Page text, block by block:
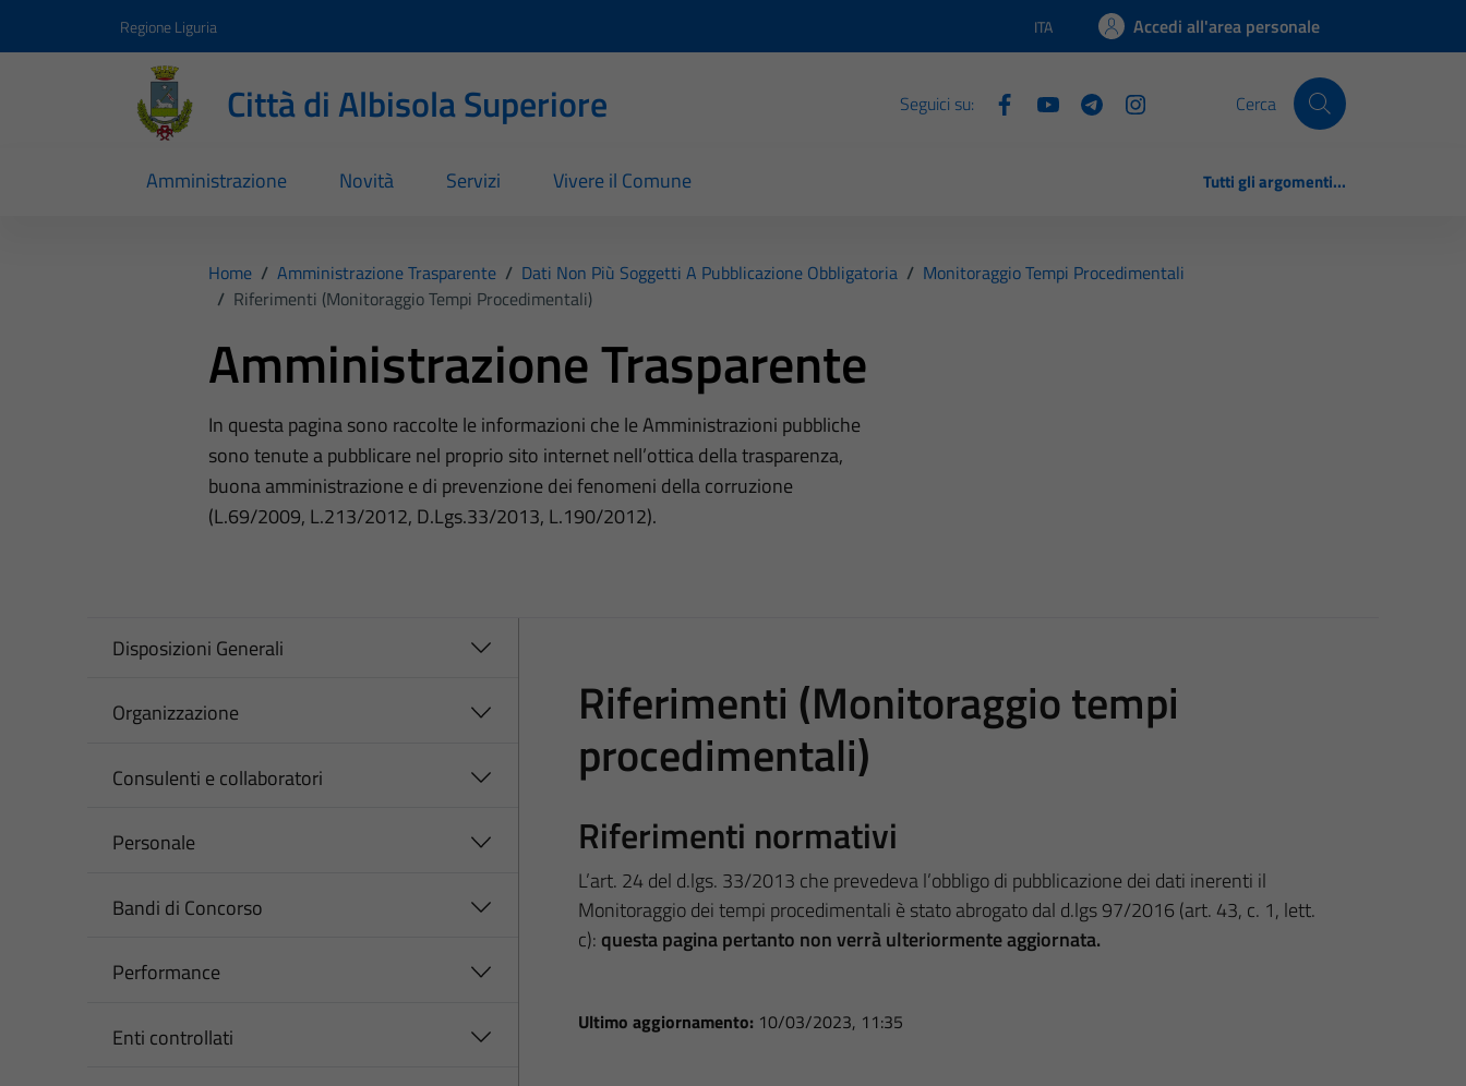
Regione Liguria Lingua attiva:
ITA Accedi all'area personale
Città di Albisola Superiore Seguici su: Cerca
Amministrazione Novità Servizi Vivere il Comune Tutti gli argomenti...
Home / Amministrazione Trasparente / Dati Non Più Soggetti A Pubblicazione Obbligatoria / Monitoraggio Tempi Procedimentali
/ Riferimenti (Monitoraggio Tempi Procedimentali)
Amministrazione Trasparente
In questa pagina sono raccolte le informazioni che le Amministrazioni pubbliche
sono tenute a pubblicare nel proprio sito internet nell’ottica della trasparenza,
buona amministrazione e di prevenzione dei fenomeni della corruzione
(L.69/2009, L.213/2012, D.Lgs.33/2013, L.190/2012).
Disposizioni Generali
Organizzazione
Consulenti e collaboratori
Personale
Bandi di Concorso
Performance
Enti controllati
Riferimenti (Monitoraggio tempi
procedimentali)
Riferimenti normativi
L’art. 24 del d.lgs. 33/2013 che prevedeva l’obbligo di pubblicazione dei dati inerenti il
Monitoraggio dei tempi procedimentali è stato abrogato dal d.lgs 97/2016 (art. 43, c. 1, lett.
c): questa pagina pertanto non verrà ulteriormente aggiornata.
Ultimo aggiornamento: 10/03/2023, 11:35